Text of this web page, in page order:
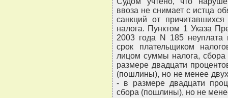
ввоза не снимает с истца
санкций от
налога. Пунктом 1 Указа
2003 года N 185 неуплата
срок плательщиком
лицом суммы налога,
размере двадцати
(пошлины), но не менее
- в размере двадцати
сбора (пошлины), но не